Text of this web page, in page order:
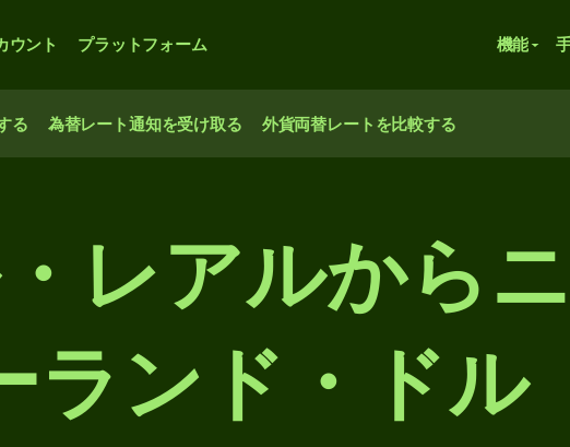
ウント プラットフォーム 機能
る 為替レート通知を受け取る 外貨両替レートを比較する
レアルから
ランド・ドル